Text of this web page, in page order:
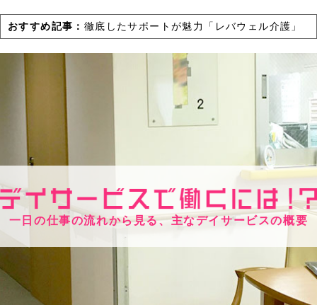
おすすめ記事： 徹底したサポートが魅力「レバウェル介護」
一日の仕事の流れから見る、主なデイサービスの概要